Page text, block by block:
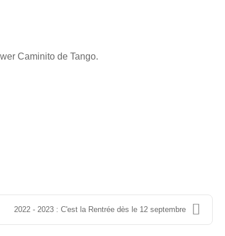
Caminito de Tango.
2022 - 2023 : C'est la Rentrée dès le 12 septembre